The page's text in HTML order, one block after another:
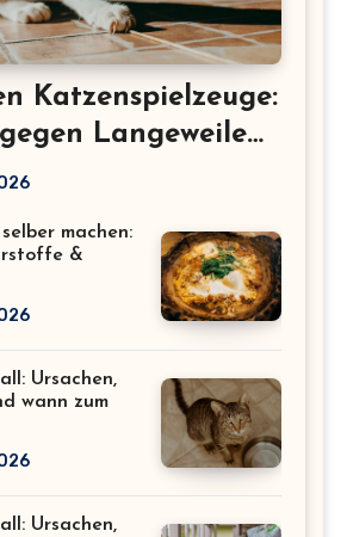
Katzenspielzeuge:
Langeweile
machen:
&
Ursachen,
wann zum
Ursachen,